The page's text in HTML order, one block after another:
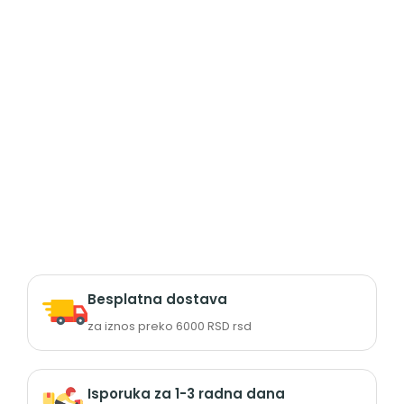
Besplatna dostava
za iznos preko 6000 RSD rsd
Isporuka za 1-3 radna dana